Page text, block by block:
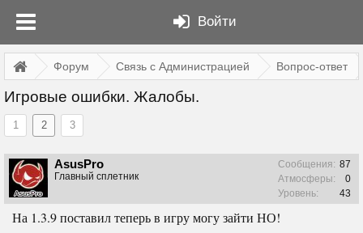
Войти
Форум Связь с Администрацией Вопрос-ответ
Игровые ошибки. Жалобы.
1 2 3
AsusPro
Главный сплетник
Сообщения: 87
Атмосферы:
0
Уровень:
43
На 1.3.9 поставил теперь в игру могу зайти НО!